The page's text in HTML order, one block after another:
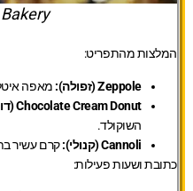
המלצות מהתפריט:
Zeppole (זפולה):
מאפה
Chocolate Cream Donut (דונאט קרם שוקולד):
השוקולד.
Cannoli (קנולי):
קרם עשיר
כתובת ושעות פעילות: